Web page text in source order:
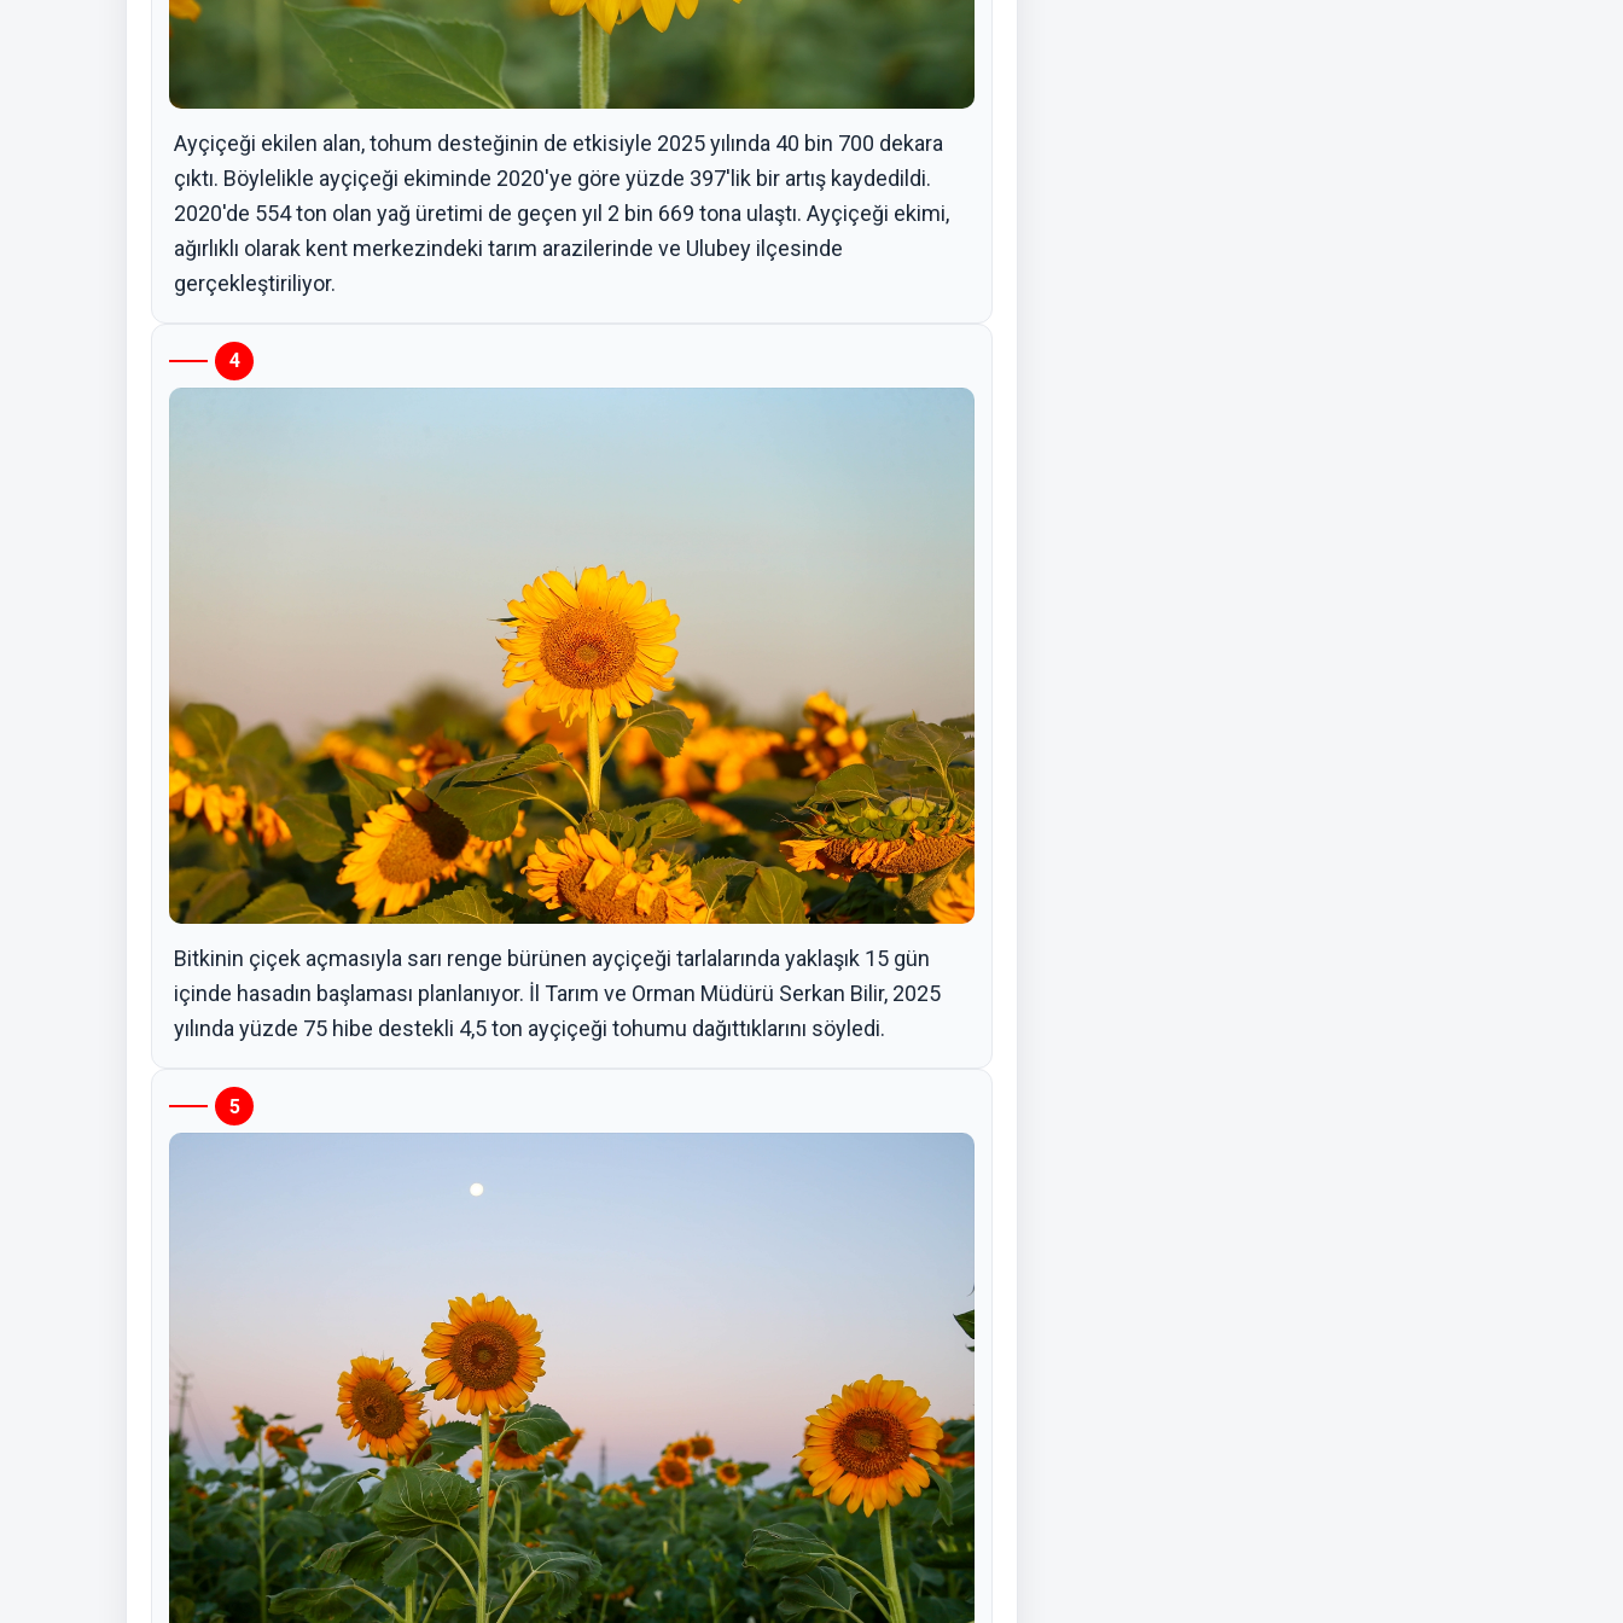
Ayçiçeği ekilen alan, tohum desteğinin de etkisiyle 2025 yılında 40 bin 700 dekara
çıktı. Böylelikle ayçiçeği ekiminde 2020'ye göre yüzde 397'lik bir artış kaydedildi.
2020'de 554 ton olan yağ üretimi de geçen yıl 2 bin 669 tona ulaştı. Ayçiçeği ekimi,
ağırlıklı olarak kent merkezindeki tarım arazilerinde ve Ulubey ilçesinde
gerçekleştiriliyor.
Bitkinin çiçek açmasıyla sarı renge bürünen ayçiçeği tarlalarında yaklaşık 15 gün
içinde hasadın başlaması planlanıyor. İl Tarım ve Orman Müdürü Serkan Bilir, 2025
yılında yüzde 75 hibe destekli 4,5 ton ayçiçeği tohumu dağıttıklarını söyledi.